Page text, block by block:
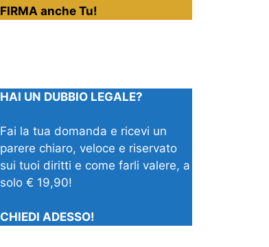
FIRMA anche Tu!
HAI UN DUBBIO LEGALE?
Fai la tua domanda e ricevi un
parere chiaro, veloce e riservato
sui tuoi diritti e come farli valere, a
solo € 19,90!
CHIEDI ADESSO!